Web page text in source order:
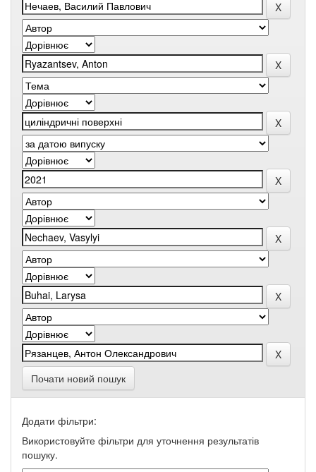
Почати новий пошук
Додати фільтри:
Використовуйте фільтри для уточнення результатів
пошуку.